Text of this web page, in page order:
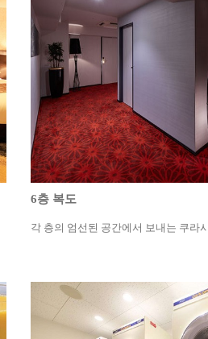
6층 복도
각 층의 엄선된 공간에서 보내는 쿠라